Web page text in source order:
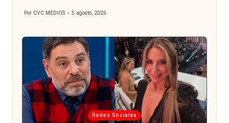
Publicado
Por CVC MEDIOS 5 agosto, 2026
Publicada
Redes Sociales